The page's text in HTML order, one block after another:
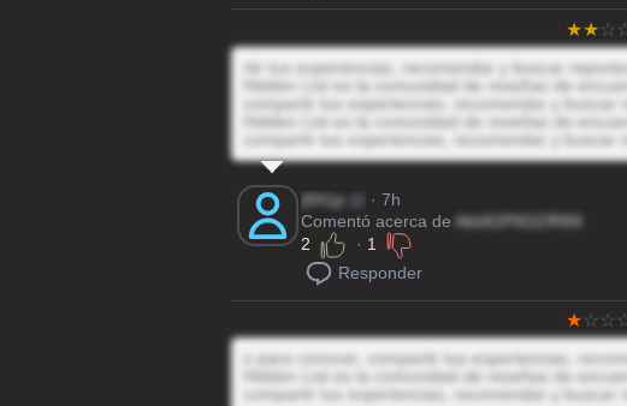
rtir tus experiencias, recomendar y buscar
Hidden List es la comunidad de reseñas de
compartir tus experiencias, recomendar y buscar
Hidden List es la comunidad de reseñas de
compartir tus experiencias, recomendar y buscar
j9X1p
· 7h
Comentó acerca de Akb82P6DZfR89
2
· 1
Responder
o para conocer, compartir tus experiencias,
Hidden List es la comunidad de reseñas de
compartir tus experiencias, recomendar y buscar